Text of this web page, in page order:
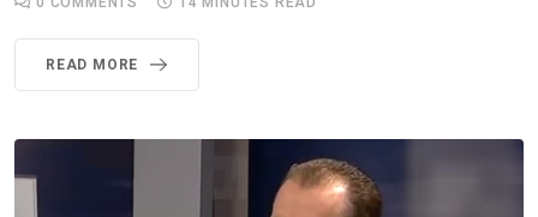
READ MORE